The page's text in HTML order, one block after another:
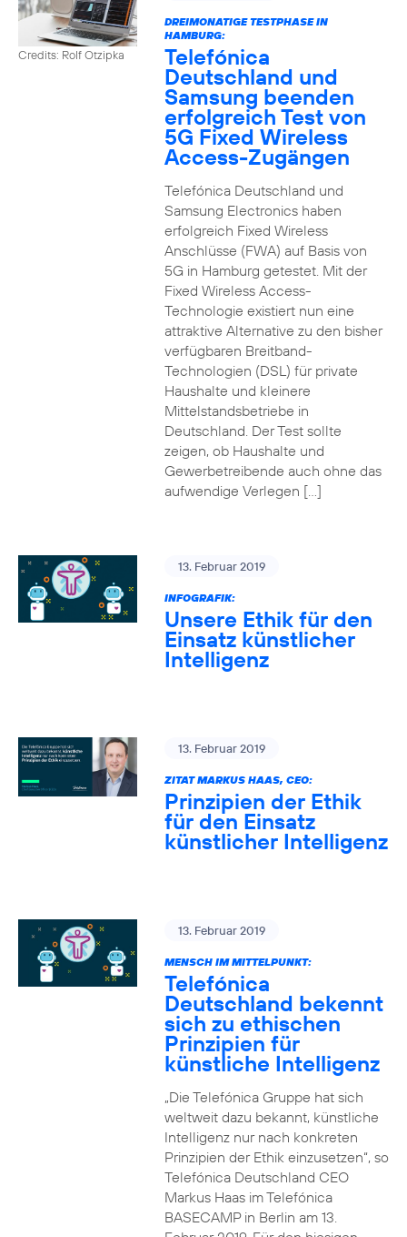
Credits: Rolf Otzipka
DREIMONATIGE TESTPHASE IN
HAMBURG:
Telefónica
Deutschland und
Samsung beenden
erfolgreich Test von
5G Fixed Wireless
Access-Zugängen
Telefónica Deutschland und
Samsung Electronics haben
erfolgreich Fixed Wireless
Anschlüsse (FWA) auf Basis von
5G in Hamburg getestet. Mit der
Fixed Wireless Access-
Technologie existiert nun eine
attraktive Alternative zu den bisher
verfügbaren Breitband-
Technologien (DSL) für private
Haushalte und kleinere
Mittelstandsbetriebe in
Deutschland. Der Test sollte
zeigen, ob Haushalte und
Gewerbetreibende auch ohne das
aufwendige Verlegen […]
13. Februar 2019
INFOGRAFIK:
Unsere Ethik für den
Einsatz künstlicher
Intelligenz
13. Februar 2019
ZITAT MARKUS HAAS, CEO:
Prinzipien der Ethik
für den Einsatz
künstlicher Intelligenz
13. Februar 2019
MENSCH IM MITTELPUNKT:
Telefónica
Deutschland bekennt
sich zu ethischen
Prinzipien für
künstliche Intelligenz
„Die Telefónica Gruppe hat sich
weltweit dazu bekannt, künstliche
Intelligenz nur nach konkreten
Prinzipien der Ethik einzusetzen“, so
Telefónica Deutschland CEO
Markus Haas im Telefónica
BASECAMP in Berlin am 13.